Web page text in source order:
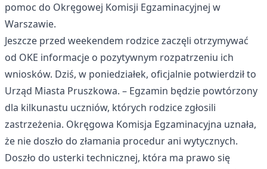
pomoc do Okręgowej Komisji Egzaminacyjnej w
Warszawie.
Jeszcze przed weekendem rodzice zaczęli otrzymywać
od OKE informacje o pozytywnym rozpatrzeniu ich
wniosków. Dziś, w poniedziałek, oficjalnie potwierdził to
Urząd Miasta Pruszkowa. – Egzamin będzie powtórzony
dla kilkunastu uczniów, których rodzice zgłosili
zastrzeżenia. Okręgowa Komisja Egzaminacyjna uznała,
że nie doszło do złamania procedur ani wytycznych.
Doszło do usterki technicznej, która ma prawo się